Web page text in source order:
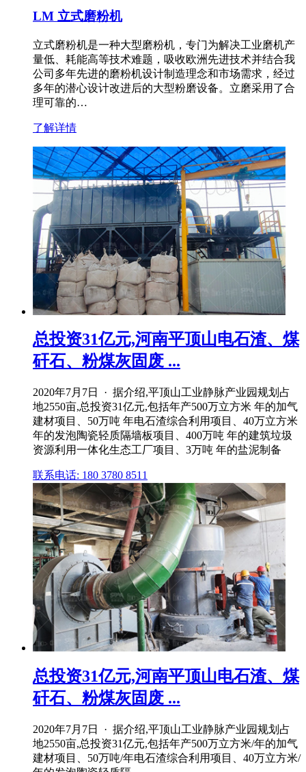
LM 立式磨粉机
立式磨粉机是一种大型磨粉机，专门为解决工业磨机产
量低、耗能高等技术难题，吸收欧洲先进技术并结合我
公司多年先进的磨粉机设计制造理念和市场需求，经过
多年的潜心设计改进后的大型粉磨设备。立磨采用了合
理可靠的…
了解详情
总投资31亿元,河南平顶山电石渣、煤
矸石、粉煤灰固废 ...
2020年7月7日 · 据介绍,平顶山工业静脉产业园规划占
地2550亩,总投资31亿元,包括年产500万立方米 年的加气
建材项目、50万吨 年电石渣综合利用项目、40万立方米
年的发泡陶瓷轻质隔墙板项目、400万吨 年的建筑垃圾
资源利用一体化生态工厂项目、3万吨 年的盐泥制备
联系电话: 180 3780 8511
总投资31亿元,河南平顶山电石渣、煤
矸石、粉煤灰固废 ...
2020年7月7日 · 据介绍,平顶山工业静脉产业园规划占
地2550亩,总投资31亿元,包括年产500万立方米/年的加气
建材项目、50万吨/年电石渣综合利用项目、40万立方米/